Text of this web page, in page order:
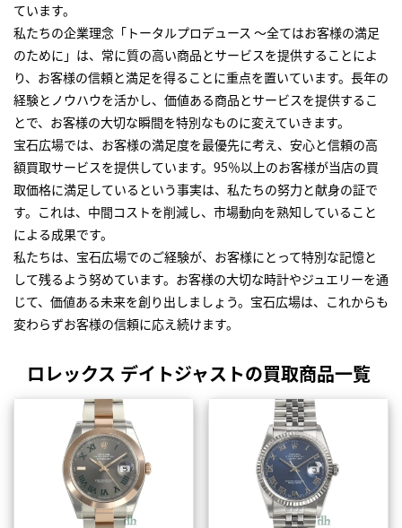
ています。
私たちの企業理念「トータルプロデュース ～全てはお客様の満足
のために」は、常に質の高い商品とサービスを提供することによ
り、お客様の信頼と満足を得ることに重点を置いています。長年の
経験とノウハウを活かし、価値ある商品とサービスを提供するこ
とで、お客様の大切な瞬間を特別なものに変えていきます。
宝石広場では、お客様の満足度を最優先に考え、安心と信頼の高
額買取サービスを提供しています。95％以上のお客様が当店の買
取価格に満足しているという事実は、私たちの努力と献身の証で
す。これは、中間コストを削減し、市場動向を熟知していること
による成果です。
私たちは、宝石広場でのご経験が、お客様にとって特別な記憶と
して残るよう努めています。お客様の大切な時計やジュエリーを通
じて、価値ある未来を創り出しましょう。宝石広場は、これからも
変わらずお客様の信頼に応え続けます。
ロレックス デイトジャストの買取商品一覧